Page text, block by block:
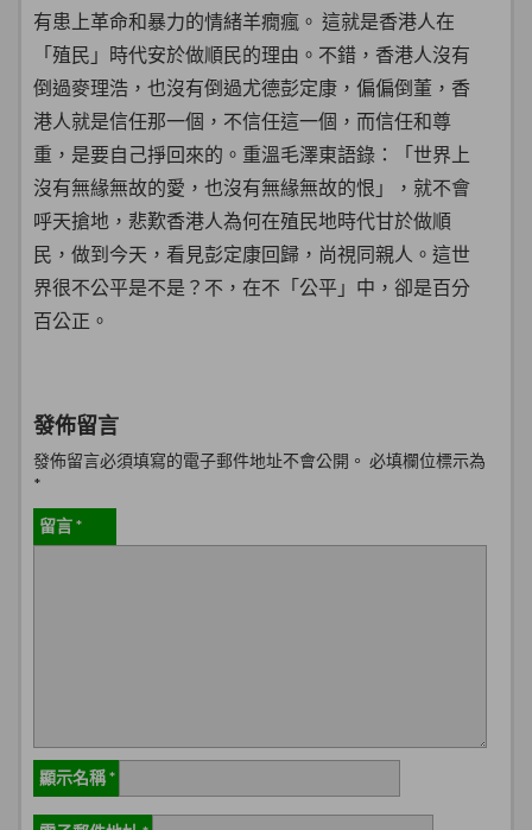
有患上革命和暴力的情緒羊癇瘋。 這就是香港人在
「殖民」時代安於做順民的理由。不錯，香港人沒有
倒過麥理浩，也沒有倒過尤德彭定康，偏偏倒董，香
港人就是信任那一個，不信任這一個，而信任和尊
重，是要自己掙回來的。重溫毛澤東語錄：「世界上
沒有無緣無故的愛，也沒有無緣無故的恨」，就不會
呼天搶地，悲歎香港人為何在殖民地時代甘於做順
民，做到今天，看見彭定康回歸，尚視同親人。這世
界很不公平是不是？不，在不「公平」中，卻是百分
百公正。
發佈留言
發佈留言必須填寫的電子郵件地址不會公開。 必填欄位標示為
*
留言*
顯示名稱*